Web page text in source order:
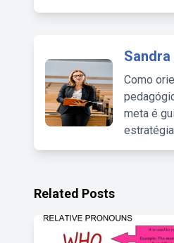
Sandra
Como
meta é
Related Posts